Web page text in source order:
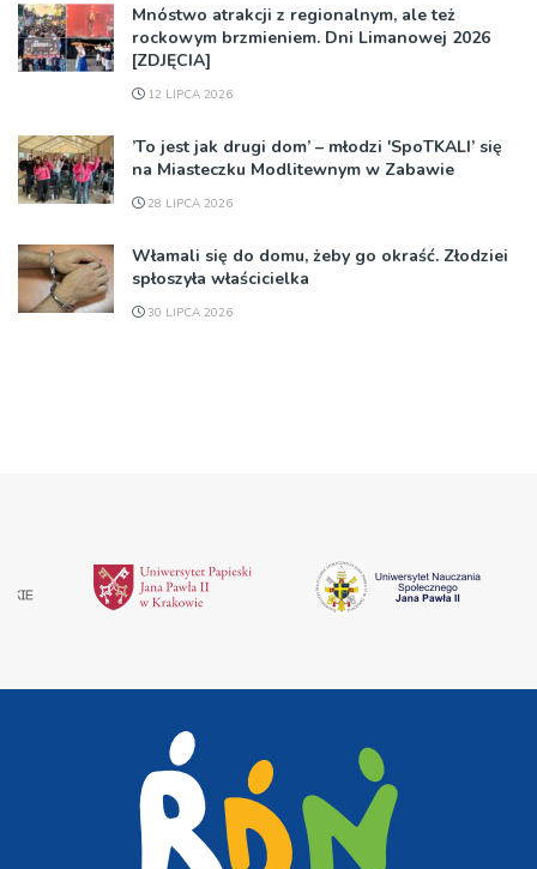
Mnóstwo atrakcji z regionalnym, ale też
rockowym brzmieniem. Dni Limanowej 2026
[ZDJĘCIA]
12 LIPCA 2026
’To jest jak drugi dom’ – młodzi 'SpoTKALI’ się
na Miasteczku Modlitewnym w Zabawie
28 LIPCA 2026
Włamali się do domu, żeby go okraść. Złodziei
spłoszyła właścicielka
30 LIPCA 2026